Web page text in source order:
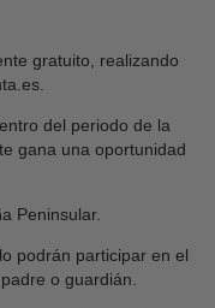
gratuito, realizando
del periodo de la
gana una oportunidad
Peninsular.
podrán participar en el
o guardián.